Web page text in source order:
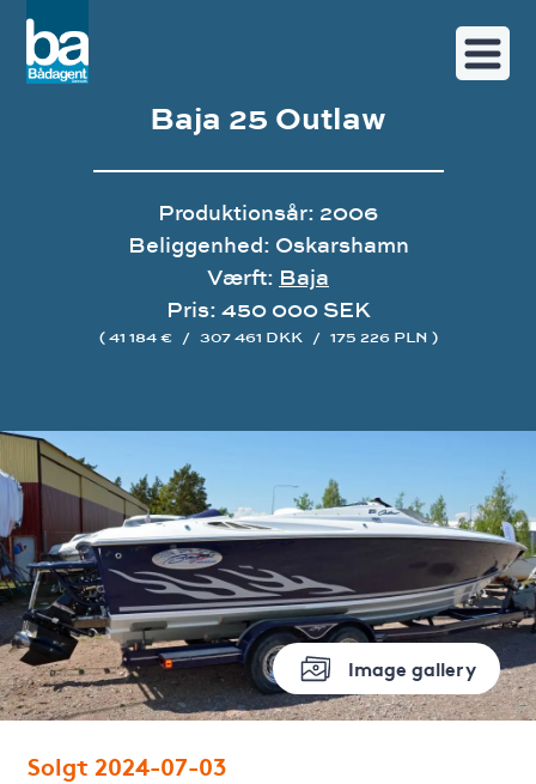
Image gallery
Baja 25 Outlaw
Produktionsår: 2006
Beliggenhed: Oskarshamn
Værft: Baja
Pris: 450 000 SEK
( 41 184 € / 307 461 DKK / 175 226 PLN )
Solgt 2024-07-03